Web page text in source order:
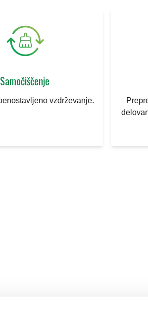
Samočiščenje
vzdrževanje.